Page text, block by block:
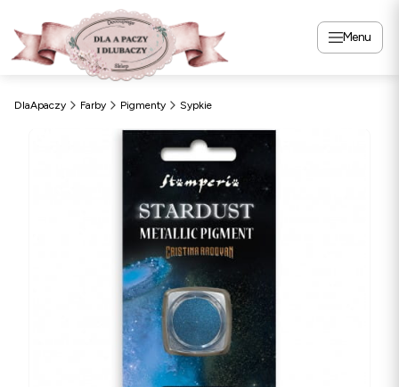
Menu
DlaApaczy Farby Pigmenty Sypkie